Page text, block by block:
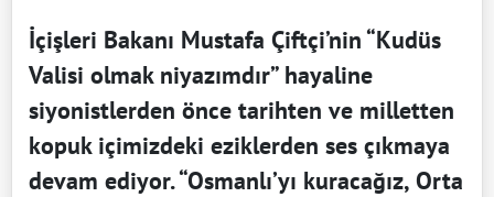
İçişleri Bakanı Mustafa Çiftçi’nin “Kudüs
Valisi olmak niyazımdır” hayaline
siyonistlerden önce tarihten ve milletten
kopuk içimizdeki eziklerden ses çıkmaya
devam ediyor. “Osmanlı’yı kuracağız, Orta